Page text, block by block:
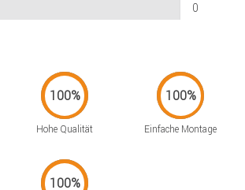
0
Hohe Qualität Einfache Montage